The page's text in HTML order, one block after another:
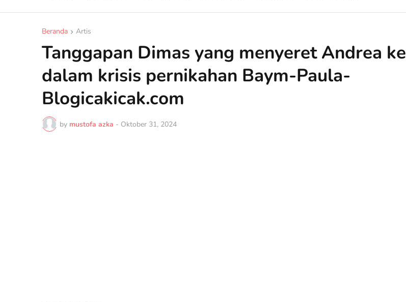
Beranda Artis
Tanggapan Dimas yang menyeret Andrea ke
dalam krisis pernikahan Baym-Paula-
Blogicakicak.com
by mustofa azka - Oktober 31, 2024